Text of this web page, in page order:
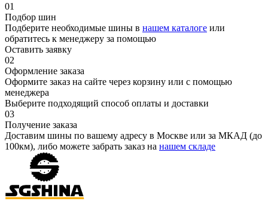
01
Подбор шин
Подберите необходимые шины в нашем каталоге или
обратитесь к менеджеру за помощью
Оставить заявку
02
Оформление заказа
Оформите заказ на сайте через корзину или с помощью
менеджера
Выберите подходящий способ оплаты и доставки
03
Получение заказа
Доставим шины по вашему адресу в Москве или за МКАД (до
100км), либо можете забрать заказ на нашем складе